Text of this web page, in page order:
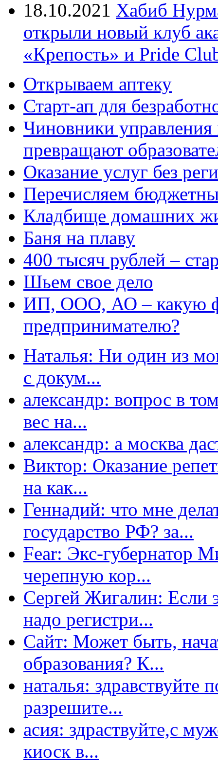
18.10.2021 Хабиб
открыли новый клуб
«Крепость» и Pride
Открываем аптеку
Старт-ап для
Чиновники
превращают
Оказание услуг без
Перечисляем
Кладбище домашних
Баня на плаву
400 тысяч рублей –
Шьем свое дело
ИП, ООО, АО – какую
предпринимателю?
Наталья: Ни один из
с докум...
александр: вопрос в
вес на...
александр: а москва
Виктор: Оказание
на как...
Геннадий: что мне
государство РФ? за...
Fear: Экс-губернатор
черепную кор...
Сергей Жигалин: Если
надо регистри...
Сайт: Может быть,
образования? К...
наталья: здравствуйте
разрешите...
асия: здраствуйте,с
киоск в...